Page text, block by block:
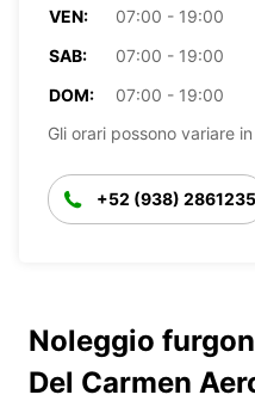
VEN:
07:00 - 19:00
SAB:
07:00 - 19:00
DOM:
07:00 - 19:00
Gli orari possono variare
+52 (938) 2861235
Noleggio
Del Carmen